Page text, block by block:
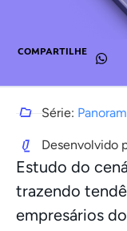
COMPARTILHE
Estudo do
trazendo
empresários
Série:
Desenvolvido